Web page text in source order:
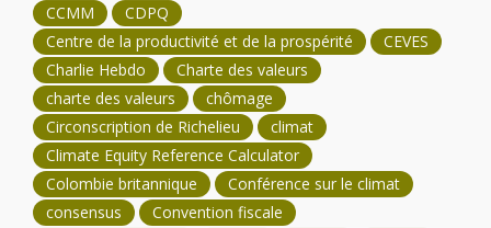
CCMM
CDPQ
Centre de la productivité et de la prospérité
CEVES
Charlie Hebdo
Charte des valeurs
charte des valeurs
chômage
Circonscription de Richelieu
climat
Climate Equity Reference Calculator
Colombie britannique
Conférence sur le climat
consensus
Convention fiscale